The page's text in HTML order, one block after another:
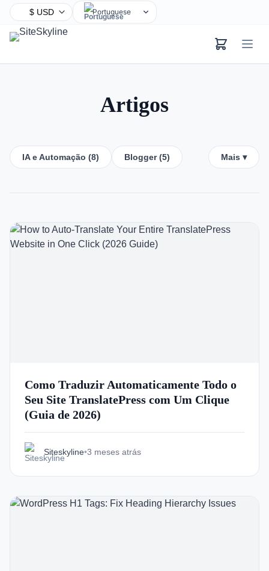
Portuguese
Arabic
Russian
Japanese
Turkish
Artigos
IA e Automação (8) Blogger (5) Mais ▾
Como Traduzir Automaticamente Todo o
Seu Site TranslatePress com Um Clique
(Guia de 2026)
Siteskyline•3 meses atrás